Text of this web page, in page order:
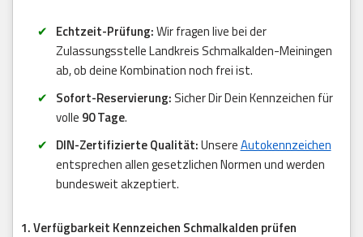
Echtzeit-Prüfung:Wir fragen live bei der
Zulassungsstelle Landkreis Schmalkalden-Meiningen
ab, ob deine Kombination noch frei ist.
Sofort-Reservierung: Sicher Dir Dein Kennzeichen für
volle 90 Tage.
DIN-Zertifizierte Qualität:UnsereAutokennzeichen
entsprechen allen gesetzlichen Normen und werden
bundesweit akzeptiert.
1. Verfügbarkeit Kennzeichen Schmalkalden prüfen